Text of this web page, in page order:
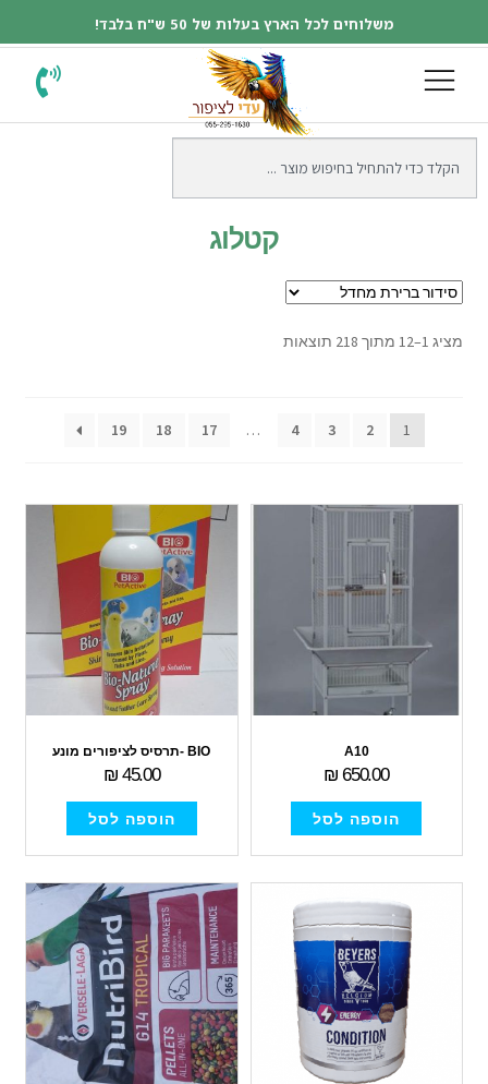
משלוחים לכל הארץ בעלות של 50 ש"ח בלבד!
קטלוג
מציג 1–12 מתוך 218 תוצאות
1
2
3
4
…
17
18
19
A10
₪650.00
הוספה לסל
BIO -תרסיס לציפורים מונע
₪45.00
הוספה לסל